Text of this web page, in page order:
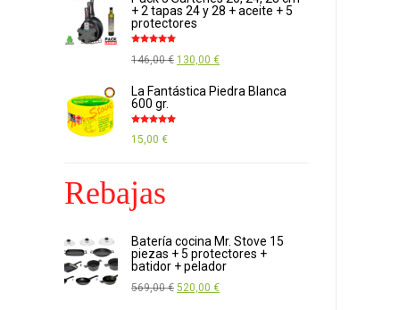
original
119,00 €.
actual
109,00 €.
+ 2 tapas 24 y 28 + aceite + 5
protectores
con4.89de
146,00€ El
130,00 €El
La Fantástica Piedra Blanca
600 gr.
con4.85de
15,00 €
Rebajas
Batería cocina Mr. Stove 15
piezas + 5 protectores +
batidor + pelador
569,00€ El
520,00 €El